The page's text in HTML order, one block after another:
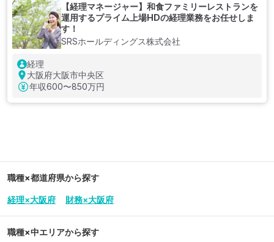
【経理マネージャー】和⾷ファミリーレストランを
運用するプライム上場HDの経理業務をお任せしま
す！
SRSホールディングス株式会社
経理
大阪府大阪市中央区
年収600〜850万円
職種×都道府県から探す
経理×大阪府 財務×大阪府
職種×中エリアから探す